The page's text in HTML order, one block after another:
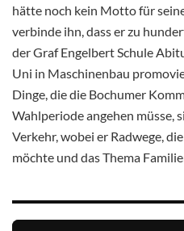
hätte noch kein Motto für
verbinde ihn, dass er zu
der Graf Engelbert Schule
Uni in Maschinenbau
Dinge, die die Bochumer
Wahlperiode angehen müsse,
Verkehr, wobei er Radwege,
möchte und das Thema